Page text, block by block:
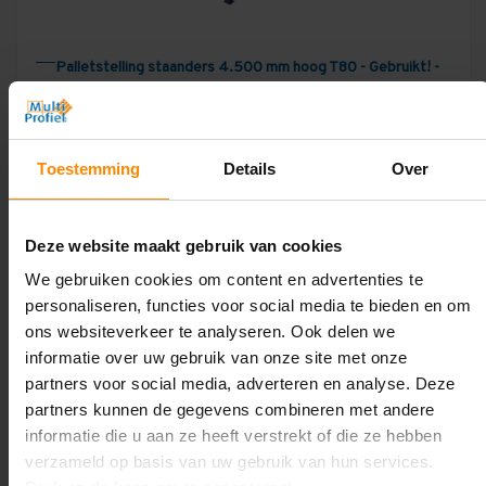
Toestemming Details Over
Deze website maakt gebruik van cookies
We gebruiken cookies om content en advertenties te
personaliseren, functies voor social media te bieden en om
ons websiteverkeer te analyseren. Ook delen we
informatie over uw gebruik van onze site met onze
partners voor social media, adverteren en analyse. Deze
partners kunnen de gegevens combineren met andere
informatie die u aan ze heeft verstrekt of die ze hebben
verzameld op basis van uw gebruik van hun services.
Palletstelling staanders 4.500 mm hoog T80 - Gebruikt! -
Excl. BTW€76,00
Incl. BTW€91,96
Wanneer wij stelling teruggestuurd krijgen, of opkopen
bij een klant, dan zorgen wij er als aller eerste voor dat
alles goed gecontroleerd wordt op kwaliteit.
Beschadigde onderdelen gaan wij uiteraard niet
opnieuw versturen! Wel kan het zo zijn dat de
materialen hier en daar wat krasjes hebben door het
transport en gebruik bij de vorige gebruiker. Wanneer
dit geen probleem is voor jou als gebruiker, kunnen